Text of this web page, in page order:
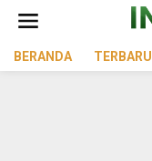
BERANDA
TERBARU